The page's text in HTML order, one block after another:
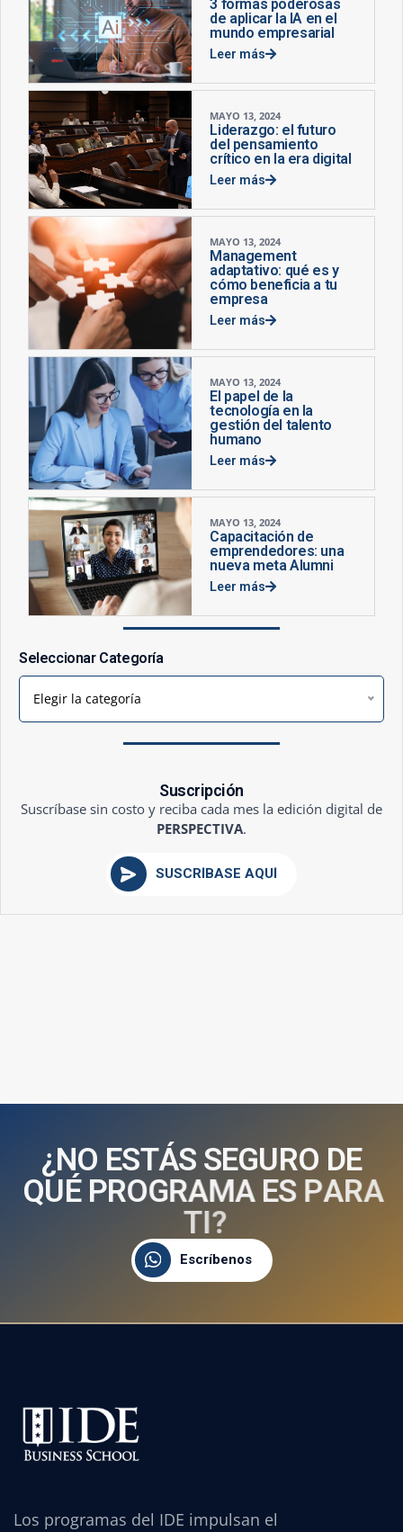
3 formas poderosas
de aplicar la IA en el
mundo empresarial
Leer más
MAYO 13, 2024
Liderazgo: el futuro
del pensamiento
crítico en la era digital
Leer más
MAYO 13, 2024
Management
adaptativo: qué es y
cómo beneficia a tu
empresa
Leer más
MAYO 13, 2024
El papel de la
tecnología en la
gestión del talento
humano
Leer más
MAYO 13, 2024
Capacitación de
emprendedores: una
nueva meta Alumni
Leer más
Seleccionar Categoría
Elegir la categoría
Suscripción
Suscríbase sin costo y reciba cada mes la edición digital de
PERSPECTIVA.
SUSCRÍBASE AQUÍ
¿NO ESTÁS SEGURO DE
QUÉ PROGRAMA ES PARA
TI?
Escríbenos
Los programas del IDE impulsan el